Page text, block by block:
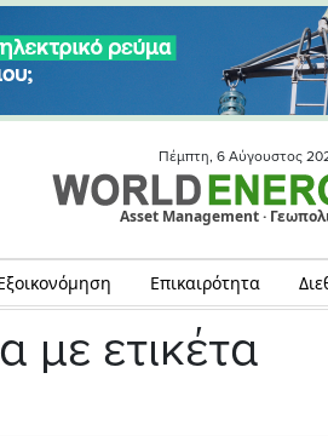
Πέμπτη, 6 Αύγουστος
Asset Management ·
Επικαιρότητα
με ετικέτα